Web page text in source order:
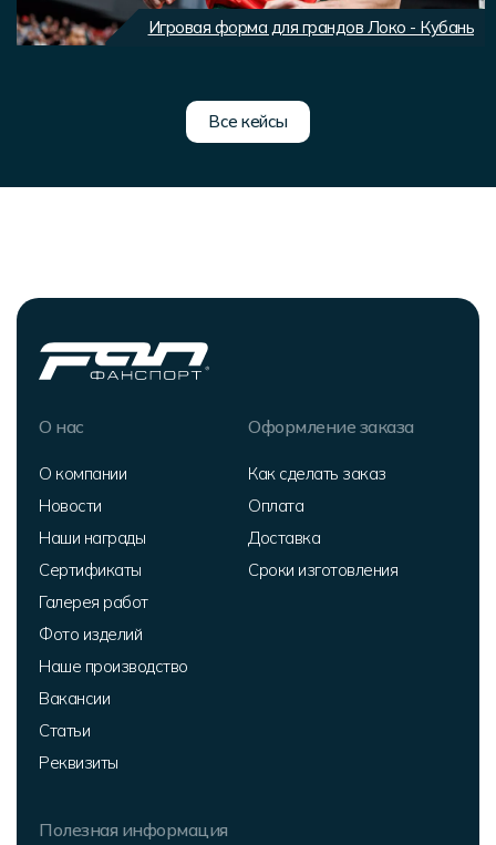
Игровая форма для грандов Локо - Кубань
Все кейсы
О нас
О компании
Новости
Наши награды
Сертификаты
Галерея работ
Фото изделий
Наше производство
Вакансии
Статьи
Реквизиты
Оформление заказа
Как сделать заказ
Оплата
Доставка
Сроки изготовления
Полезная информация